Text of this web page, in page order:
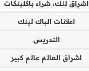
اشراق لنك، شراء باكلينكات
اعلانات الباك لينك
التدريس
اشراق العالم عالم كبير